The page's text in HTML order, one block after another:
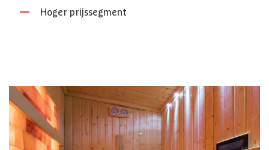
Hoger prijssegment